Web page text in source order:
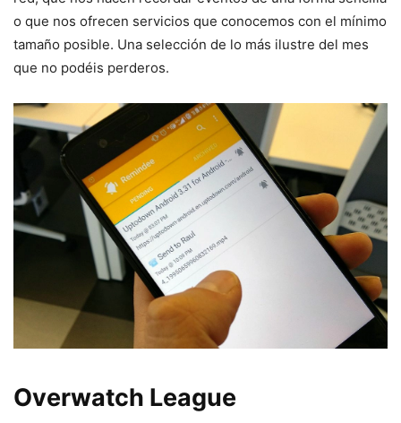
o que nos ofrecen servicios que conocemos con el mínimo
tamaño posible. Una selección de lo más ilustre del mes
que no podéis perderos.
Overwatch League